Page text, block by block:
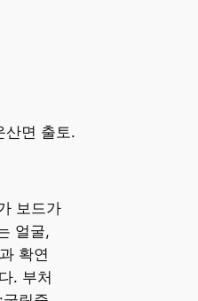
산면 출토.
보드가
얼굴,
확연
. 부처